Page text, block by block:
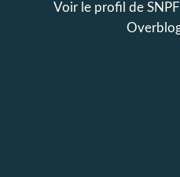
Voir le profil de SNPF